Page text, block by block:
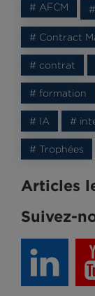
# AFCM
# Contract
# contrat
# formation
# IA #
# Trophées
Articles
Suivez-